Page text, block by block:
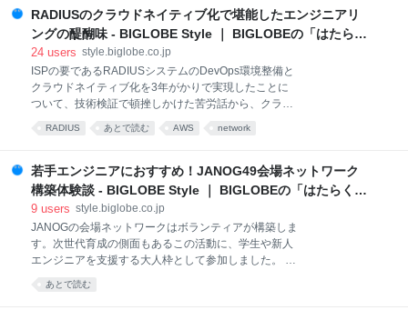
ボールを大切に 業務改善で仕事を楽しく Google
を検出する 向いている使い方 過去のシステム構成 サ
ーバーレス構成への移行 工夫した点 おわりに テスト
コードのメンテナンスコストを下げる画像回帰テスト
ソフトウェア開発における自動テストには、関数や
APIの動作を確認するJUnitによる単体テストから、ユ
ーザーの操作をシミュレートするSeleniumによるエン
す。そして、どの自動テストでも問題になるのはテス
開発を担当していますが、画面は改修の頻度が多く、
テストコードのメンテナンスに莫大な工数がかかって
RADIUSのクラウドネイティブ化で堪能したエンジニアリ
ングの醍醐味 - BIGLOBE Style ｜ BIGLOBEの「はたらく
人」と「トガッた技術」
24 users style.biglobe.co.jp
ISPの要であるRADIUSシステムのDevOps環境整備と
クラウドネイティブ化を3年がかりで実現したことに
ついて、技術検証で頓挫しかけた苦労話から、クラウ
ド化のコツまで詳しくインタビューしました。 技術的
負債を一気に返却するはずが存続の危機に 得意なこと
故のリプレースを実現したGitOps エンジニアが働く環
境としてのBIGLOBEとは ISPの接続認証機能を担う
RADIUSシステムを、コンテナやサーバーレス技術を
年6月から正式にサービスを開始しました。 それにあ
わせて、開発から運用までをスムーズに連携する
DevOps環境を実現し、150台のオンプレミス・サーバ
ーにかけていたシステム運用・保守工数を半減し、イ
RADIUS あとで読む AWS network
若手エンジニアにおすすめ！JANOG49会場ネットワーク
構築体験談 - BIGLOBE Style ｜ BIGLOBEの「はたらく
人」と「トガッた技術」
9 users style.biglobe.co.jp
JANOGの会場ネットワークはボランティアが構築しま
す。次世代育成の側面もあるこの活動に、学生や新人
エンジニアを支援する大人枠として参加しました。 は
じめに JANOGとは？ 参加のきっかけ 参加の目的
JANOG49 会場ネットワークの構成 実際の活動内容 リ
あとで読む